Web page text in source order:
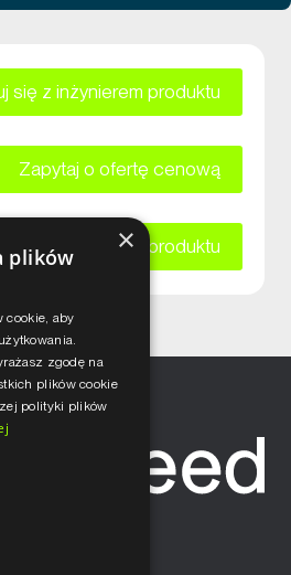
się z inżynierem produktu
Zapytaj o ofertę cenową
kartę katalogową produktu
×
plików
cookie, aby
zgodę na
plików cookie
polityki plików